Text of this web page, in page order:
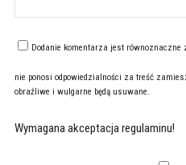
Dodanie komentarza jest równoznaczne
nie ponosi odpowiedzialności za treść
obraźliwe i wulgarne będą usuwane.
Wymagana akceptacja regulaminu!